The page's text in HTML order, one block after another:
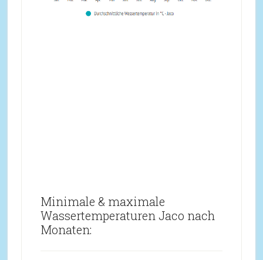
Minimale & maximale
Wassertemperaturen Jaco nach
Monaten: